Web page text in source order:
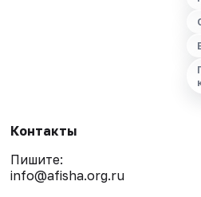
Контакты
Пишите:
info@afisha.org.ru